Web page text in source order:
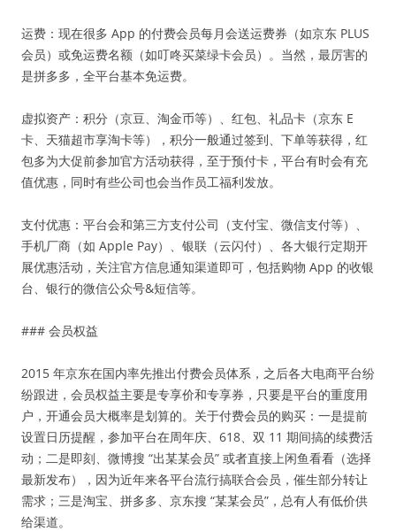
运费：现在很多 App 的付费会员每月会送运费券（如京东 PLUS
会员）或免运费名额（如叮咚买菜绿卡会员）。当然，最厉害的
是拼多多，全平台基本免运费。
虚拟资产：积分（京豆、淘金币等）、红包、礼品卡（京东 E
卡、天猫超市享淘卡等），积分一般通过签到、下单等获得，红
包多为大促前参加官方活动获得，至于预付卡，平台有时会有充
值优惠，同时有些公司也会当作员工福利发放。
支付优惠：平台会和第三方支付公司（支付宝、微信支付等）、
手机厂商（如 Apple Pay）、银联（云闪付）、各大银行定期开
展优惠活动，关注官方信息通知渠道即可，包括购物 App 的收银
台、银行的微信公众号&短信等。
### 会员权益
2015 年京东在国内率先推出付费会员体系，之后各大电商平台纷
纷跟进，会员权益主要是专享价和专享券，只要是平台的重度用
户，开通会员大概率是划算的。关于付费会员的购买：一是提前
设置日历提醒，参加平台在周年庆、618、双 11 期间搞的续费活
动；二是即刻、微博搜 “出某某会员” 或者直接上闲鱼看看（选择
最新发布），因为近年来各平台流行搞联合会员，催生部分转让
需求；三是淘宝、拼多多、京东搜 “某某会员”，总有人有低价供
给渠道。